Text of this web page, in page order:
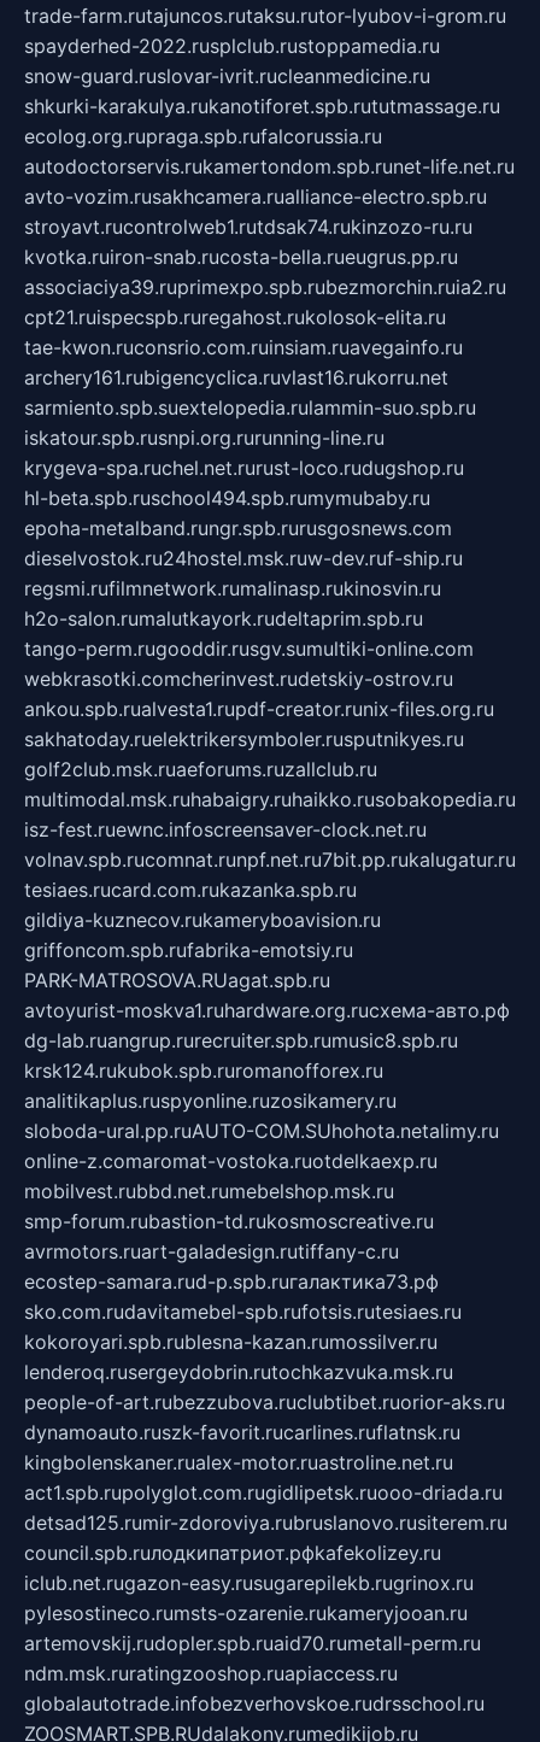
trade-farm.rutajuncos.rutaksu.rutor-lyubov-i-grom.ru
spayderhed-2022.rusplclub.rustoppamedia.ru
snow-guard.ruslovar-ivrit.rucleanmedicine.ru
shkurki-karakulya.rukanotiforet.spb.rututmassage.ru
ecolog.org.rupraga.spb.rufalcorussia.ru
autodoctorservis.rukamertondom.spb.runet-life.net.ru
avto-vozim.rusakhcamera.rualliance-electro.spb.ru
stroyavt.rucontrolweb1.rutdsak74.rukinzozo-ru.ru
kvotka.ruiron-snab.rucosta-bella.rueugrus.pp.ru
associaciya39.ruprimexpo.spb.rubezmorchin.ruia2.ru
cpt21.ruispecspb.ruregahost.rukolosok-elita.ru
tae-kwon.ruconsrio.com.ruinsiam.ruavegainfo.ru
archery161.rubigencyclica.ruvlast16.rukorru.net
sarmiento.spb.suextelopedia.rulammin-suo.spb.ru
iskatour.spb.rusnpi.org.rurunning-line.ru
krygeva-spa.ruchel.net.rurust-loco.rudugshop.ru
hl-beta.spb.ruschool494.spb.rumymubaby.ru
epoha-metalband.rungr.spb.rurusgosnews.com
dieselvostok.ru24hostel.msk.ruw-dev.ruf-ship.ru
regsmi.rufilmnetwork.rumalinasp.rukinosvin.ru
h2o-salon.rumalutkayork.rudeltaprim.spb.ru
tango-perm.rugooddir.rusgv.sumultiki-online.com
webkrasotki.comcherinvest.rudetskiy-ostrov.ru
ankou.spb.rualvesta1.rupdf-creator.runix-files.org.ru
sakhatoday.ruelektrikersymboler.rusputnikyes.ru
golf2club.msk.ruaeforums.ruzallclub.ru
multimodal.msk.ruhabaigry.ruhaikko.rusobakopedia.ru
isz-fest.ruewnc.infoscreensaver-clock.net.ru
volnav.spb.rucomnat.runpf.net.ru7bit.pp.rukalugatur.ru
tesiaes.rucard.com.rukazanka.spb.ru
gildiya-kuznecov.rukameryboavision.ru
griffoncom.spb.rufabrika-emotsiy.ru
PARK-MATROSOVA.RUagat.spb.ru
avtoyurist-moskva1.ruhardware.org.ruсхема-авто.рф
dg-lab.ruangrup.rurecruiter.spb.rumusic8.spb.ru
krsk124.rukubok.spb.ruromanofforex.ru
analitikaplus.ruspyonline.ruzosikamery.ru
sloboda-ural.pp.ruAUTO-COM.SUhohota.netalimy.ru
online-z.comaromat-vostoka.ruotdelkaexp.ru
mobilvest.rubbd.net.rumebelshop.msk.ru
smp-forum.rubastion-td.rukosmoscreative.ru
avrmotors.ruart-galadesign.rutiffany-c.ru
ecostep-samara.rud-p.spb.ruгалактика73.рф
sko.com.rudavitamebel-spb.rufotsis.rutesiaes.ru
kokoroyari.spb.rublesna-kazan.rumossilver.ru
lenderoq.rusergeydobrin.rutochkazvuka.msk.ru
people-of-art.rubezzubova.ruclubtibet.ruorior-aks.ru
dynamoauto.ruszk-favorit.rucarlines.ruflatnsk.ru
kingbolenskaner.rualex-motor.ruastroline.net.ru
act1.spb.rupolyglot.com.rugidlipetsk.ruooo-driada.ru
detsad125.rumir-zdoroviya.rubruslanovo.rusiterem.ru
council.spb.ruлодкипатриот.рфkafekolizey.ru
iclub.net.rugazon-easy.rusugarepilekb.rugrinox.ru
pylesostineco.rumsts-ozarenie.rukameryjooan.ru
artemovskij.rudopler.spb.ruaid70.rumetall-perm.ru
ndm.msk.ruratingzooshop.ruapiaccess.ru
globalautotrade.infobezverhovskoe.rudrsschool.ru
ZOOSMART.SPB.RUdalakony.rumedikijob.ru